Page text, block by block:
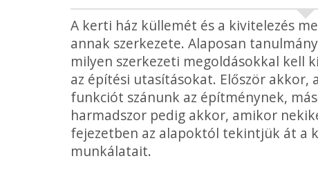
A kerti ház küllemét és a kivitelezés
annak szerkezete. Alaposan
milyen szerkezeti megoldásokkal kell
az építési utasításokat. Először
funkciót szánunk az építménynek,
harmadszor pedig akkor, amikor
fejezetben az alapoktól tekintjük át a
munkálatait.